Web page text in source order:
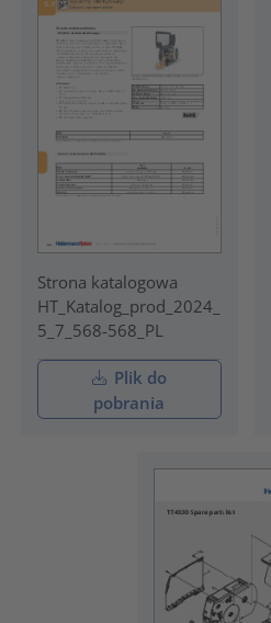
Strona katalogowa
HT_Katalog_prod_2024_
5_7_568-568_PL
Plik do
pobrania